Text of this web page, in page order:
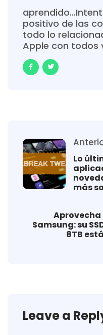
positivo de las
todo lo
Apple con todos
Lo
más
Samsung: su
8TB
Leave a